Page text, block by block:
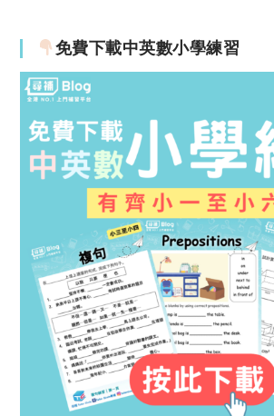
免費下載中英數小學練習